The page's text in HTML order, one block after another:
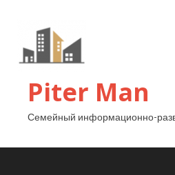
Piter Man
Семейный информационно-